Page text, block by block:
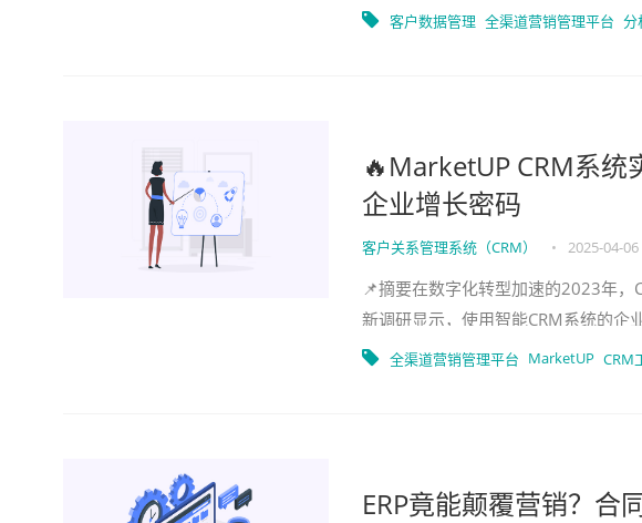
客户需求，还能提升客户满意度。为
客户数据管理 全渠道营销管理平台 分
🔥MarketUP CRM系
企业增长密码
客户关系管理系统（CRM） • 2025-04-
📌摘要在数字化转型加速的2023年
新调研显示，使用智能CRM系统的企
功能割裂导致商机流失。本文
全渠道营销管理平台 MarketUP CRM
ERP竟能颠覆营销？合